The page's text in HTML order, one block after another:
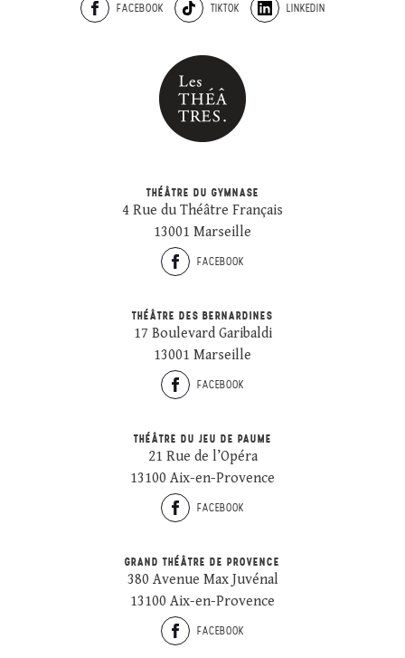
FACEBOOK TIKTOK LINKEDIN
THÉÂTRE DU GYMNASE
4 Rue du Théâtre Français
13001 Marseille
FACEBOOK
THÉÂTRE DES BERNARDINES
17 Boulevard Garibaldi
13001 Marseille
FACEBOOK
THÉÂTRE DU JEU DE PAUME
21 Rue de l’Opéra
13100 Aix-en-Provence
FACEBOOK
GRAND THÉÂTRE DE PROVENCE
380 Avenue Max Juvénal
13100 Aix-en-Provence
FACEBOOK